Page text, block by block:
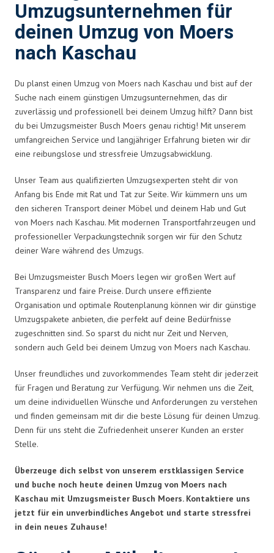
Umzugsunternehmen für
deinen Umzug von Moers
nach Kaschau
Du planst einen Umzug von Moers nach Kaschau und bist auf der
Suche nach einem günstigen Umzugsunternehmen, das dir
zuverlässig und professionell bei deinem Umzug hilft? Dann bist
du bei Umzugsmeister Busch Moers genau richtig! Mit unserem
umfangreichen Service und langjähriger Erfahrung bieten wir dir
eine reibungslose und stressfreie Umzugsabwicklung.
Unser Team aus qualifizierten Umzugsexperten steht dir von
Anfang bis Ende mit Rat und Tat zur Seite. Wir kümmern uns um
den sicheren Transport deiner Möbel und deinem Hab und Gut
von Moers nach Kaschau. Mit modernen Transportfahrzeugen und
professioneller Verpackungstechnik sorgen wir für den Schutz
deiner Ware während des Umzugs.
Bei Umzugsmeister Busch Moers legen wir großen Wert auf
Transparenz und faire Preise. Durch unsere effiziente
Organisation und optimale Routenplanung können wir dir günstige
Umzugspakete anbieten, die perfekt auf deine Bedürfnisse
zugeschnitten sind. So sparst du nicht nur Zeit und Nerven,
sondern auch Geld bei deinem Umzug von Moers nach Kaschau.
Unser freundliches und zuvorkommendes Team steht dir jederzeit
für Fragen und Beratung zur Verfügung. Wir nehmen uns die Zeit,
um deine individuellen Wünsche und Anforderungen zu verstehen
und finden gemeinsam mit dir die beste Lösung für deinen Umzug.
Denn für uns steht die Zufriedenheit unserer Kunden an erster
Stelle.
Überzeuge dich selbst von unserem erstklassigen Service
und buche noch heute deinen Umzug von Moers nach
Kaschau mit Umzugsmeister Busch Moers. Kontaktiere uns
jetzt für ein unverbindliches Angebot und starte stressfrei
in dein neues Zuhause!